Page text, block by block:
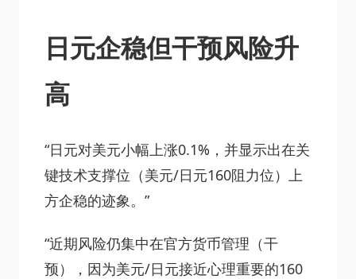
日元企稳但干预风险升
高
“日元对美元小幅上涨0.1%，并显示出在关
键技术支撑位（美元/日元160阻力位）上
方企稳的迹象。”
“近期风险仍集中在官方货币管理（干
预），因为美元/日元接近心理重要的160